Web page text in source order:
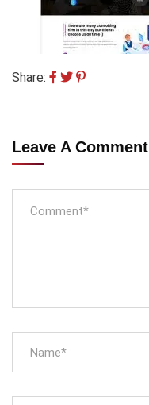
Share:
Leave A Comment